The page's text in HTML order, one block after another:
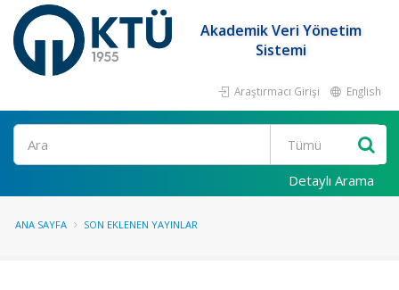
Akademik Veri Yönetim
Sistemi
Araştırmacı Girişi English
Ara
Detaylı Arama
ANA SAYFA SON EKLENEN YAYINLAR